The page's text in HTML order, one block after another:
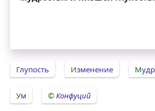
Глупость Изменение
Ум Конфуций